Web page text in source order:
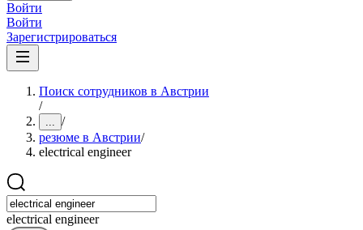
Войти
Войти
Зарегистрироваться
Поиск сотрудников в Австрии
/
... /
резюме в Австрии/
electrical engineer
electrical engineer